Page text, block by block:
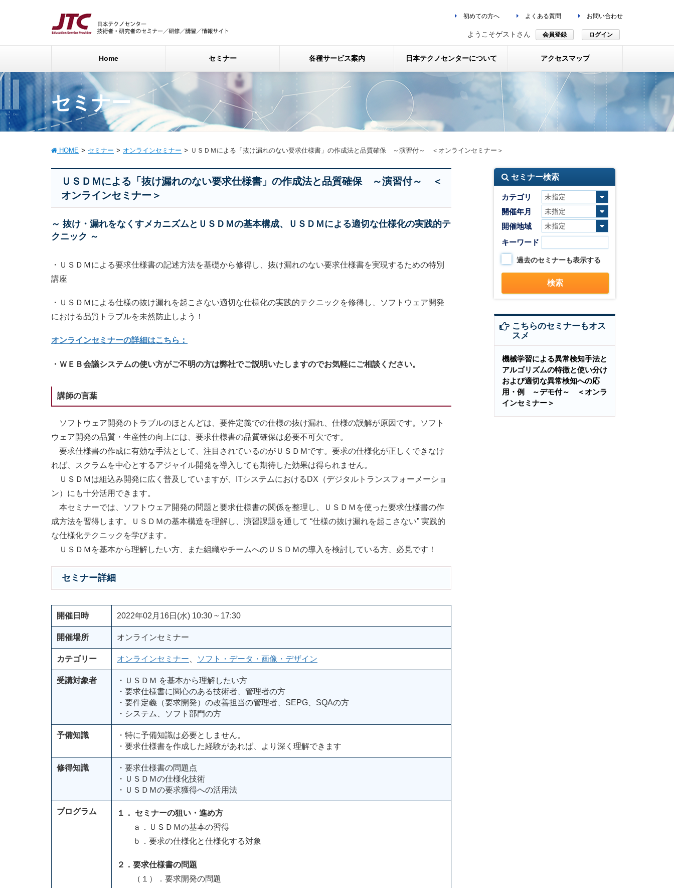
初めての方へ よくある質問 お問い合わせ
ようこそゲストさん 会員登録 ログイン
Home セミナー 各種サービス案内 日本テクノセンターについて アクセスマップ
セミナー
HOME セミナー オンラインセミナー ＵＳＤＭによる「抜け漏れのない要求仕様書」の作成法と品質確保 ～演習付～ ＜オンラインセミナー＞
ＵＳＤＭによる「抜け漏れのない要求仕様書」の作成法と品質確保 ～演習付～ ＜
オンラインセミナー＞
～ 抜け・漏れをなくすメカニズムとＵＳＤＭの基本構成、ＵＳＤＭによる適切な仕様化の実践的テ
クニック ～
・ＵＳＤＭによる要求仕様書の記述方法を基礎から修得し、抜け漏れのない要求仕様書を実現するための特別
講座
・ＵＳＤＭによる仕様の抜け漏れを起こさない適切な仕様化の実践的テクニックを修得し、ソフトウェア開発
における品質トラブルを未然防止しよう！
オンラインセミナーの詳細はこちら：
・ＷＥＢ会議システムの使い方がご不明の方は弊社でご説明いたしますのでお気軽にご相談ください。
講師の言葉
ソフトウェア開発のトラブルのほとんどは、要件定義での仕様の抜け漏れ、仕様の誤解が原因です。ソフト
ウェア開発の品質・生産性の向上には、要求仕様書の品質確保は必要不可欠です。
要求仕様書の作成に有効な手法として、注目されているのがＵＳＤＭです。要求の仕様化が正しくできなけ
れば、スクラムを中心とするアジャイル開発を導入しても期待した効果は得られません。
ＵＳＤＭは組込み開発に広く普及していますが、ITシステムにおけるDX（デジタルトランスフォーメーショ
ン）にも十分活用できます。
本セミナーでは、ソフトウェア開発の問題と要求仕様書の関係を整理し、ＵＳＤＭを使った要求仕様書の作
成方法を習得します。ＵＳＤＭの基本構造を理解し、演習課題を通して “仕様の抜け漏れを起こさない” 実践的
な仕様化テクニックを学びます。
ＵＳＤＭを基本から理解したい方、また組織やチームへのＵＳＤＭの導入を検討している方、必見です！
セミナー詳細
開催日時 2022年02月16日(水) 10:30 ~ 17:30
開催場所 オンラインセミナー
カテゴリー オンラインセミナー ソフト・データ・画像・デザイン
受講対象者
・ＵＳＤＭ を基本から理解したい方
・要求仕様書に関心のある技術者、管理者の方
・要件定義（要求開発）の改善担当の管理者、SEPG、SQAの方
・システム、ソフト部門の方
予備知識
・特に予備知識は必要としません。
・要求仕様書を作成した経験があれば、より深く理解できます
修得知識
・要求仕様書の問題点
・ＵＳＤＭの仕様化技術
・ＵＳＤＭの要求獲得への活用法
プログラム
１． セミナーの狙い・進め方
ａ．ＵＳＤＭの基本の習得
ｂ．要求の仕様化と仕様化する対象
２．要求仕様書の問題
（１）．要求開発の問題
セミナー検索
カテゴリ
開催年月
開催地域
キーワード
過去のセミナーも表示する
こちらのセミナーもオス
スメ
機械学習による異常検知手法と
アルゴリズムの特徴と使い分け
および適切な異常検知への応
用・例 ～デモ付～ ＜オンラ
インセミナー＞